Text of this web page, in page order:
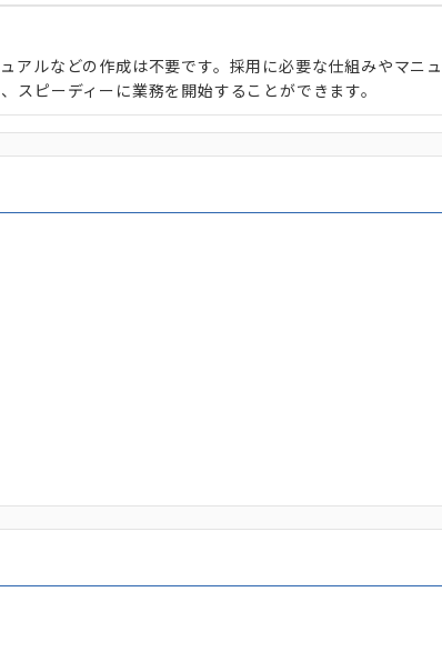
アルなどの作成は不要です。採用に必要な仕組みやマニュ
スピーディーに業務を開始することができます。